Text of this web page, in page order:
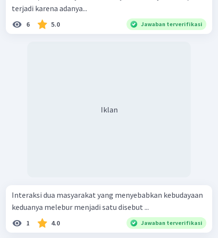
terjadi karena adanya...
6 5.0 Jawaban terverifikasi
Iklan
Interaksi dua masyarakat yang menyebabkan kebudayaan
keduanya melebur menjadi satu disebut ...
1 4.0 Jawaban terverifikasi